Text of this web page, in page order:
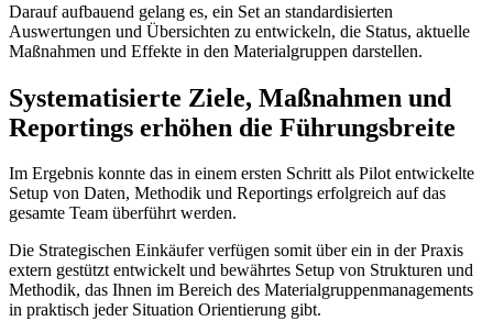
Darauf aufbauend gelang es, ein Set an standardisierten
Auswertungen und Übersichten zu entwickeln, die Status, aktuelle
Maßnahmen und Effekte in den Materialgruppen darstellen.
Systematisierte Ziele, Maßnahmen und
Reportings erhöhen die Führungsbreite
Im Ergebnis konnte das in einem ersten Schritt als Pilot entwickelte
Setup von Daten, Methodik und Reportings erfolgreich auf das
gesamte Team überführt werden.
Die Strategischen Einkäufer verfügen somit über ein in der Praxis
extern gestützt entwickelt und bewährtes Setup von Strukturen und
Methodik, das Ihnen im Bereich des Materialgruppenmanagements
in praktisch jeder Situation Orientierung gibt.